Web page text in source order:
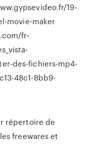
19-
movie-maker
fr-
des-fichiers-mp4-
48c1-8bb9-
répertoire de
freewares et